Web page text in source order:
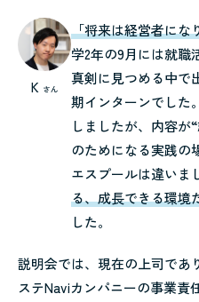
K さん
「将来は経営者にな
学2年の9月には就職
真剣に見つめる中で
期インターンでした
しましたが、内容が
のためになる実践の
エスプールは違いま
る、成長できる環境
した。
説明会では、現在の上司であ
ステNaviカンパニーの事業責